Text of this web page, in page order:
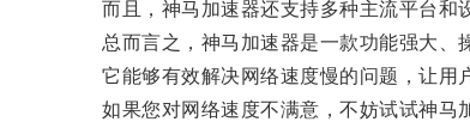
而且，神马加速器还支持多种主流平台和
总而言之，神马加速器是一款功能强大、
它能够有效解决网络速度慢的问题，让用
如果您对网络速度不满意，不妨试试神马